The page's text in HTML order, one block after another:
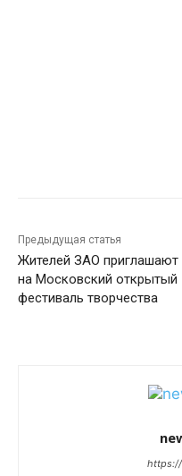
Предыдущая статья
Жителей ЗАО приглашают
на Московский открытый
фестиваль творчества